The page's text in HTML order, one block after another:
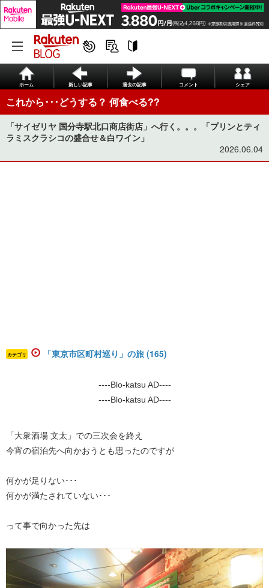
ホーム 新しい記事 過去の記事 コメント シェア
これから･･･どうする？ 何食べる??
「サイゼリヤ 国分寺駅北口商店街店」へ行く。。。「プリンとティ
ラミスクラシコの盛合せ＆白ワイン」
2026.06.04
カテゴリ 「東京市区町村巡り」の旅 (165)
----Blo-katsu AD----
----Blo-katsu AD----
「大衆酒場 文太」での三次会を終え
今宵の宿泊先へ向かおうとも思ったのですが
何かが足りない･･･
何かが満たされていない･･･
って事で向かった先は